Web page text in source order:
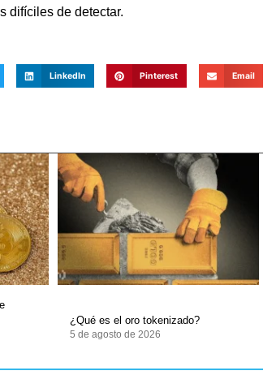
difíciles de detectar.
LinkedIn Pinterest Email
¿Qué es el oro tokenizado?
5 de agosto de 2026